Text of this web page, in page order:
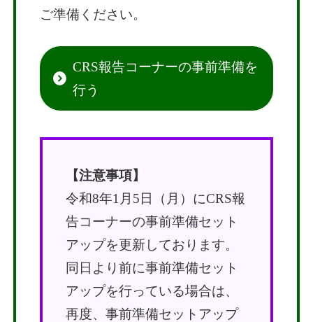
ご準備ください。
CRS報告コーナーの事前準備を
行う
【注意事項】
令和8年1月5日（月）にCRS報
告コーナーの事前準備セット
アップを更新しております。
同日より前に事前準備セット
アップを行っている場合は、
再度、事前準備セットアップ